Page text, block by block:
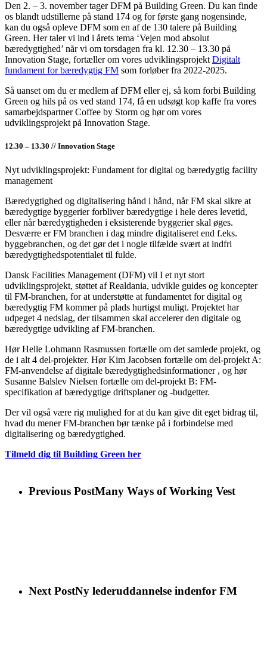
Den 2. – 3. november tager DFM på Building Green. Du kan finde
os blandt udstillerne på stand 174 og for første gang nogensinde,
kan du også opleve DFM som en af de 130 talere på Building
Green. Her taler vi ind i årets tema ‘Vejen mod absolut
bæredygtighed’ når vi om torsdagen fra kl. 12.30 – 13.30 på
Innovation Stage, fortæller om vores udviklingsprojekt Digitalt
fundament for bæredygtig FM som forløber fra 2022-2025.
Så uanset om du er medlem af DFM eller ej, så kom forbi Building
Green og hils på os ved stand 174, få en udsøgt kop kaffe fra vores
samarbejdspartner Coffee by Storm og hør om vores
udviklingsprojekt på Innovation Stage.
12.30 – 13.30 // Innovation Stage
Nyt udviklingsprojekt: Fundament for digital og bæredygtig facility
management
Bæredygtighed og digitalisering hånd i hånd, når FM skal sikre at
bæredygtige byggerier forbliver bæredygtige i hele deres levetid,
eller når bæredygtigheden i eksisterende byggerier skal øges.
Desværre er FM branchen i dag mindre digitaliseret end f.eks.
byggebranchen, og det gør det i nogle tilfælde svært at indfri
bæredygtighedspotentialet til fulde.
Dansk Facilities Management (DFM) vil I et nyt stort
udviklingsprojekt, støttet af Realdania, udvikle guides og koncepter
til FM-branchen, for at understøtte at fundamentet for digital og
bæredygtig FM kommer på plads hurtigst muligt. Projektet har
udpeget 4 nedslag, der tilsammen skal accelerer den digitale og
bæredygtige udvikling af FM-branchen.
Hør Helle Lohmann Rasmussen fortælle om det samlede projekt, og
de i alt 4 del-projekter. Hør Kim Jacobsen fortælle om del-projekt A:
FM-anvendelse af digitale bæredygtighedsinformationer , og hør
Susanne Balslev Nielsen fortælle om del-projekt B: FM-
specifikation af bæredygtige driftsplaner og -budgetter.
Der vil også være rig mulighed for at du kan give dit eget bidrag til,
hvad du mener FM-branchen bør tænke på i forbindelse med
digitalisering og bæredygtighed.
Tilmeld dig til Building Green her
Previous PostMany Ways of Working Vest
Next PostNy lederuddannelse indenfor FM